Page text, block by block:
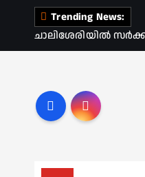
Trending News:
ചാലിശേരിയില്‍